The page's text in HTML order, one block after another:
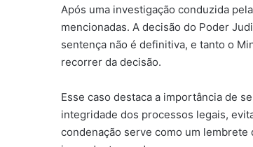
Após uma investigação conduzida
mencionadas. A decisão do Poder
sentença não é definitiva, e tanto o
recorrer da decisão.
Esse caso destaca a importância de
integridade dos processos legais,
condenação serve como um